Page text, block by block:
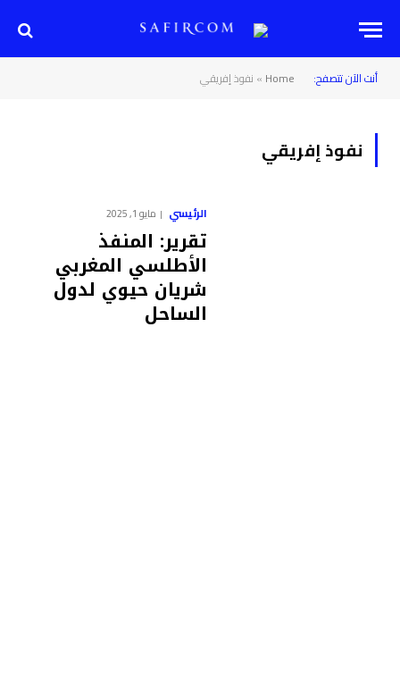
أنت الآن تتصفح: Home
» نفوذ إفريقي
نفوذ إفريقي
الرئيسي مايو 1, 2025
تقرير: المنفذ
الأطلسي المغربي
شريان حيوي لدول
الساحل